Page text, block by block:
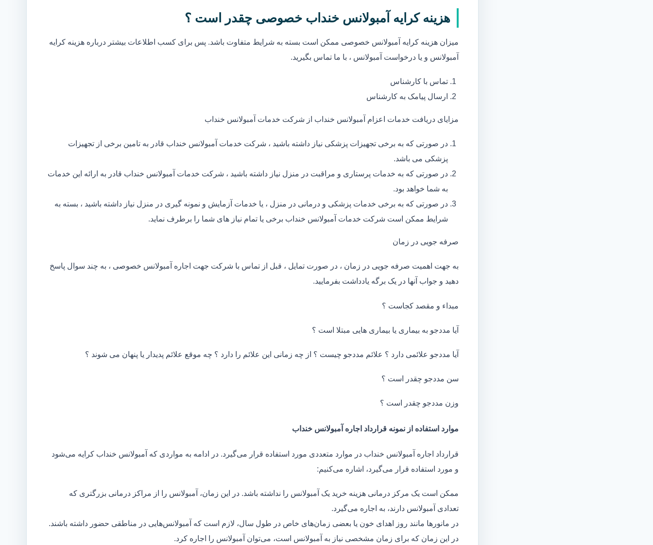
هزینه کرایه آمبولانس خنداب خصوصی چقدر است ؟
میزان هزینه کرایه آمبولانس خصوصی ممکن است بسته به شرایط متفاوت باشد. پس برای کسب اطلاعات بیشتر درباره هزینه کرایه
آمبولانس و یا درخواست آمبولانس ، با ما تماس بگیرید.
تماس با کارشناس
ارسال پیامک به کارشناس
مزایای دریافت خدمات اعزام آمبولانس خنداب از شرکت خدمات آمبولانس خنداب
در صورتی که به برخی تجهیزات پزشکی نیاز داشته باشید ، شرکت خدمات آمبولانس خنداب قادر به تامین برخی از تجهیزات
پزشکی می باشد.
در صورتی که به خدمات پرستاری و مراقبت در منزل نیاز داشته باشید ، شرکت خدمات آمبولانس خنداب قادر به ارائه این خدمات
به شما خواهد بود.
در صورتی که به برخی خدمات پزشکی و درمانی در منزل ، یا خدمات آزمایش و نمونه گیری در منزل نیاز داشته باشید ، بسته به
شرایط ممکن است شرکت خدمات آمبولانس خنداب برخی یا تمام نیاز های شما را برطرف نماید.
صرفه جویی در زمان
به جهت اهمیت صرفه جویی در زمان ، در صورت تمایل ، قبل از تماس با شرکت جهت اجاره آمبولانس خصوصی ، به چند سوال پاسخ
دهید و جواب آنها در یک برگه یادداشت بفرمایید.
مبداء و مقصد کجاست ؟
آیا مددجو به بیماری یا بیماری هایی مبتلا است ؟
آیا مددجو علائمی دارد ؟ علائم مددجو چیست ؟ از چه زمانی این علائم را دارد ؟ چه موقع علائم پدیدار یا پنهان می شوند ؟
سن مددجو چقدر است ؟
وزن مددجو چقدر است ؟
موارد استفاده از نمونه قرارداد اجاره آمبولانس خنداب
قرارداد اجاره آمبولانس خنداب در موارد متعددی مورد استفاده قرار می‌گیرد. در ادامه به مواردی که آمبولانس خنداب کرایه می‌شود
و مورد استفاده قرار می‌گیرد، اشاره می‌کنیم:
ممکن است یک مرکز درمانی هزینه خرید یک آمبولانس را نداشته باشد. در این زمان، آمبولانس را از مراکز درمانی بزرگتری که
تعدادی آمبولانس دارند، به اجاره می‌گیرد.
در مانور‌ها مانند روز اهدای خون یا بعضی زمان‌های خاص در طول سال، لازم است که آمبولانس‌هایی در مناطقی حضور داشته باشند.
در این زمان که برای زمان مشخصی نیاز به آمبولانس است، می‌توان آمبولانس را اجاره کرد.